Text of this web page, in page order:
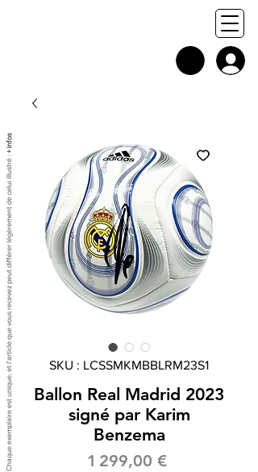
SKU : LCSSMKMBBLRM23S1
Ballon Real Madrid 2023
signé par Karim
Benzema
1 299,00 €Prix
Chaque exemplaire est unique, et l'article que vous recevez peut différer légèrement de celui illustré :
+ infos